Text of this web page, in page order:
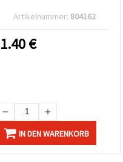
Artikelnummer: 804162
1.40€
IN DEN WARENKORB